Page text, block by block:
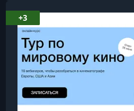
только физиология, но и
себя, доверие к партнеру. Без
психологического комфорта
техника не принесёт
+3